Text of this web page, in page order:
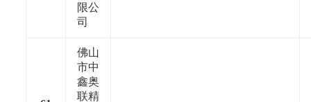
限公
司
佛山
市中
鑫奥
联精